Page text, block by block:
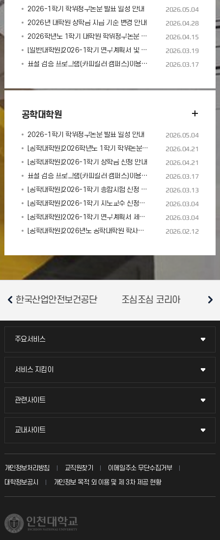
2026-1학기 학위청구논문 발표 일정 안내 2026.05.04
2026년 대학원 장학금 지급 기준 변경 안내 2026.04.28
2026학년도 1학기 대학원 학위청구논문 신청 및 심사신청 안내 2026.04.15
[일반대학원]2026-1학기 연구계획서 및 발표의견서 제출 안내 2026.03.19
표절 검증 프로그램(카피킬러 캠퍼스)이용 안내 2026.03.17
공학대학원
2026-1학기 학위청구논문 발표 일정 안내 2026.05.04
[공학대학원]2026학년도 1학기 학위논문 제출 안내 2026.04.21
[공학대학원]2026-1학기 장학금 신청 안내 2026.04.21
표절 검증 프로그램(카피킬러 캠퍼스)이용 안내 2026.03.17
[공학대학원]2026-1학기 종합시험 신청 안내(3차수 해당) 2026.03.13
[공학대학원]2026-1학기 지도교수 신청서 제출 안내 2026.03.04
[공학대학원}2026-1학기 연구계획서 제출 안내(3차수 해당) 2026.03.04
[공학대학원]2026년도 공학대학원 학사일정 안내 2026.02.12
보건공단 조심조심 코리아 대한산업안전협회
주요서비스
주요서비스
교무회의방송
입학안내
취업정보(학생)
서비스 지킴이
서비스 지킴이
묻고 답하기
칭찬마당
학생서비스 지킴이
관련사이트
관련사이트
국방헬프콜
총동문회
교내사이트
교내사이트
교수회
교육혁신본부
국제지원과
개인정보처리방침 교직원찾기
이메일주소 무단수집거부
대학정보공시
개인정보 목적 외 이용 및 제 3차 제공 현황